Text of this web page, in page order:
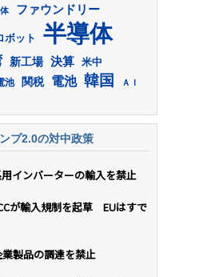
ファウンドリー
ボット 半導体
新工場 決算 米中
池 関税 電池 韓国 ＡＩ
プ2.0の対中政策
インバーターの輸入を禁止
が輸入規制を起草 EUはすで
製品の調達を禁止